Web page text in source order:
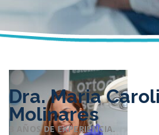
Dra. Maria
Molinares
8 AÑOS DE EXPERIENCIA.